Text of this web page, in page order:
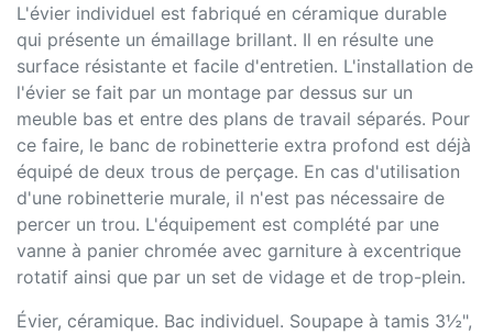
L'évier individuel est fabriqué en céramique durable
qui présente un émaillage brillant. Il en résulte une
surface résistante et facile d'entretien. L'installation de
l'évier se fait par un montage par dessus sur un
meuble bas et entre des plans de travail séparés. Pour
ce faire, le banc de robinetterie extra profond est déjà
équipé de deux trous de perçage. En cas d'utilisation
d'une robinetterie murale, il n'est pas nécessaire de
percer un trou. L'équipement est complété par une
vanne à panier chromée avec garniture à excentrique
rotatif ainsi que par un set de vidage et de trop-plein.
Évier, céramique. Bac individuel. Soupape à tamis 3½",